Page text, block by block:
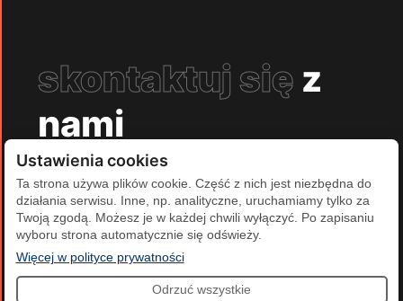
skontaktuj się z
nami
Polski Komitet Olimpijski
Ustawienia cookies
Ta strona używa plików cookie. Część z nich jest niezbędna do
działania serwisu. Inne, np. analityczne, uruchamiamy tylko za
Twoją zgodą. Możesz je w każdej chwili wyłączyć. Po zapisaniu
wyboru strona automatycznie się odświeży.
Więcej w polityce prywatności(otwiera się w nowej karcie)
Odrzuć wszystkie